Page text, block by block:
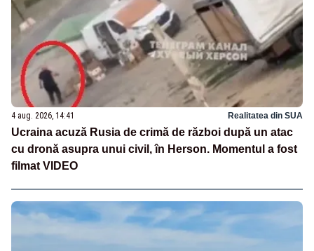
4 aug. 2026, 14:41 Realitatea din SUA
Ucraina acuză Rusia de crimă de război după un atac
cu dronă asupra unui civil, în Herson. Momentul a fost
filmat VIDEO